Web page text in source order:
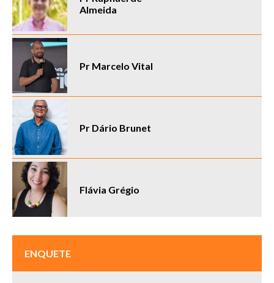
Almeida
Pr Marcelo Vital
Pr Dário Brunet
Flávia Grégio
ENQUETE